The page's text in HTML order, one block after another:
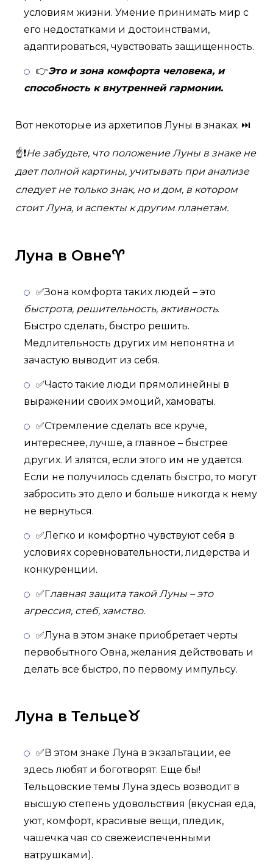
условиям жизни. Умение принимать мир с
его недостатками и достоинствами,
адаптироваться, чувствовать защищенность.
👉Это и зона комфорта человека, и
способность к внутренней гармонии.
Вот некоторые из архетипов Луны в знаках. ⏭
☝❗Не забудьте, что положение Луны в знаке не
дает полной картины, учитывать при анализе
следует не только знак, но и дом, в котором
стоит Луна, и аспекты к другим планетам.
Луна в Овне♈
✅Зона комфорта таких людей – это
быстрота, решительность, активность.
Быстро сделать, быстро решить.
Медлительность других им непонятна и
зачастую выводит из себя.
✅Часто такие люди прямолинейны в
выражении своих эмоций, хамоваты.
✅Стремление сделать все круче,
интереснее, лучше, а главное – быстрее
других. И злятся, если этого им не удается.
Если не получилось сделать быстро, то могут
забросить это дело и больше никогда к нему
не вернуться.
✅Легко и комфортно чувствуют себя в
условиях соревновательности, лидерства и
конкуренции.
✅Главная защита такой Луны – это
агрессия, стеб, хамство.
✅Луна в этом знаке приобретает черты
первобытного Овна, желания действовать и
делать все быстро, по первому импульсу.
Луна в Тельце♉
✅В этом знаке Луна в экзальтации, ее
здесь любят и боготворят. Еще бы!
Тельцовские темы Луна здесь возводит в
высшую степень удовольствия (вкусная еда,
уют, комфорт, красивые вещи, пледик,
чашечка чая со свежеиспеченными
ватрушками).